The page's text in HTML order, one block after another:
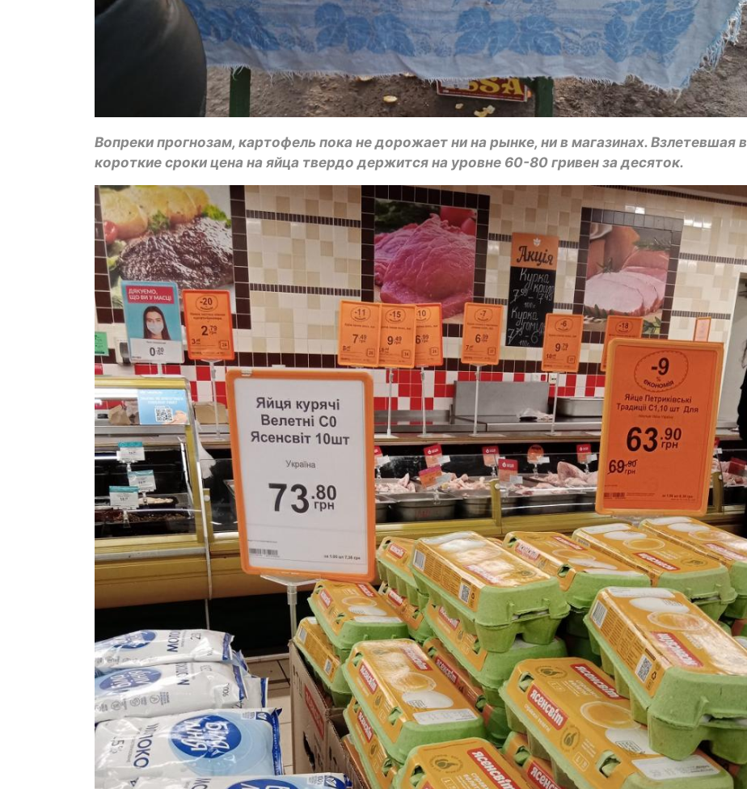
Вопреки прогнозам, картофель пока не дорожает ни на рынке, ни в магазинах. Взлетевшая в
короткие сроки цена на яйца твердо держится на уровне 60-80 гривен за десяток.